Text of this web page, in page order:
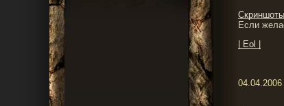
Скриншоты
Если
| Eol |